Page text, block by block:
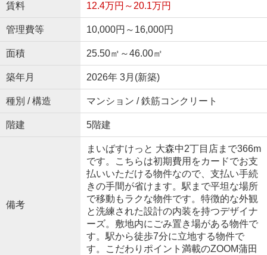
賃料 12.4万円～20.1万円
管理費等 10,000円～16,000円
面積 25.50㎡～46.00㎡
築年月 2026年 3月(新築)
種別 / 構造 マンション / 鉄筋コンクリート
階建 5階建
備考
まいばすけっと 大森中2丁目店まで366m
です。こちらは初期費用をカードでお支
払いいただける物件なので、支払い手続
きの手間が省けます。駅まで平坦な場所
で移動もラクな物件です。特徴的な外観
と洗練された設計の内装を持つデザイナ
ーズ。敷地内にごみ置き場がある物件で
す。駅から徒歩7分に立地する物件で
す。こだわりポイント満載のZOOM蒲田